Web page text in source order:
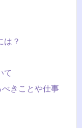
は？
て
きことや仕事